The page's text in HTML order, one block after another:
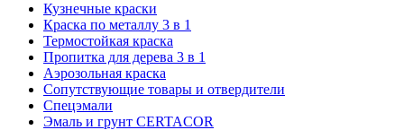
Кузнечные краски
Краска по металлу 3 в 1
Термостойкая краска
Пропитка для дерева 3 в 1
Аэрозольная краска
Сопутствующие товары и отвердители
Спецэмали
Эмаль и грунт CERTACOR